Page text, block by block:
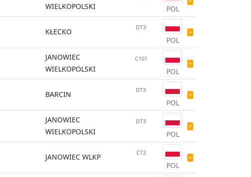
WIELKOPOLSKI
POL
KŁECKO DT3
POL
JANOWIEC
WIELKOPOLSKI
C101
POL
BARCIN DT3
POL
JANOWIEC
WIELKOPOLSKI
DT3
POL
JANOWIEC WLKP CT2
POL